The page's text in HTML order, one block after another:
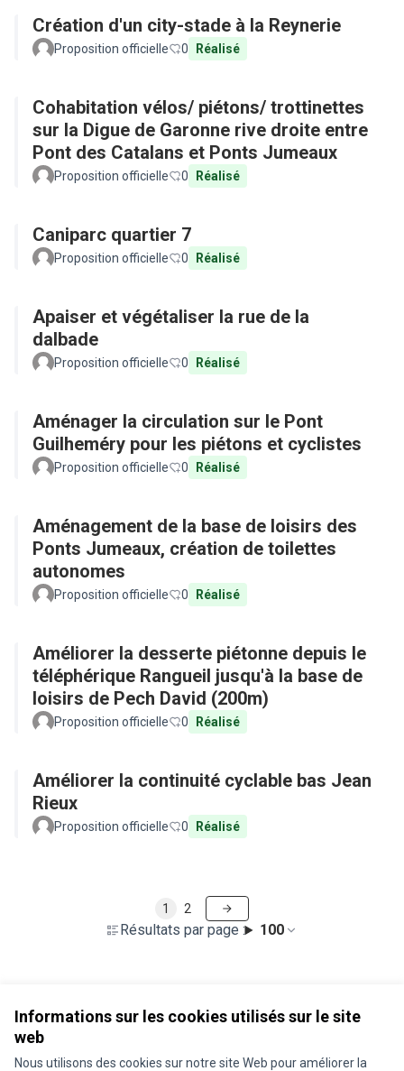
Informations sur les cookies utilisés sur le site
web
Nous utilisons des cookies sur notre site Web pour améliorer la
Création d'un city-stade à la Reynerie
Proposition officielle 0 Réalisé
Cohabitation vélos/ piétons/ trottinettes
sur la Digue de Garonne rive droite entre
Pont des Catalans et Ponts Jumeaux
Proposition officielle 0 Réalisé
Caniparc quartier 7
Proposition officielle 0 Réalisé
Apaiser et végétaliser la rue de la
dalbade
Proposition officielle 0 Réalisé
Aménager la circulation sur le Pont
Guilheméry pour les piétons et cyclistes
Proposition officielle 0 Réalisé
Aménagement de la base de loisirs des
Ponts Jumeaux, création de toilettes
autonomes
Proposition officielle 0 Réalisé
Améliorer la desserte piétonne depuis le
téléphérique Rangueil jusqu'à la base de
loisirs de Pech David (200m)
Proposition officielle 0 Réalisé
Améliorer la continuité cyclable bas Jean
Rieux
Proposition officielle 0 Réalisé
Résultats par page : 100
1 2
Conditions d'utilisation